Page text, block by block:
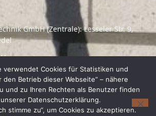
GmbH (Zentrale): Lesseler Str. 9,
/ Minden: Osloer Straße 21 49377
verwendet Cookies für Statistiken und
den Betrieb dieser Webseite“ – nähere
und zu Ihren Rechten als Benutzer finden
Datenschutzerklärung.
stimme zu“, um Cookies zu akzeptieren.